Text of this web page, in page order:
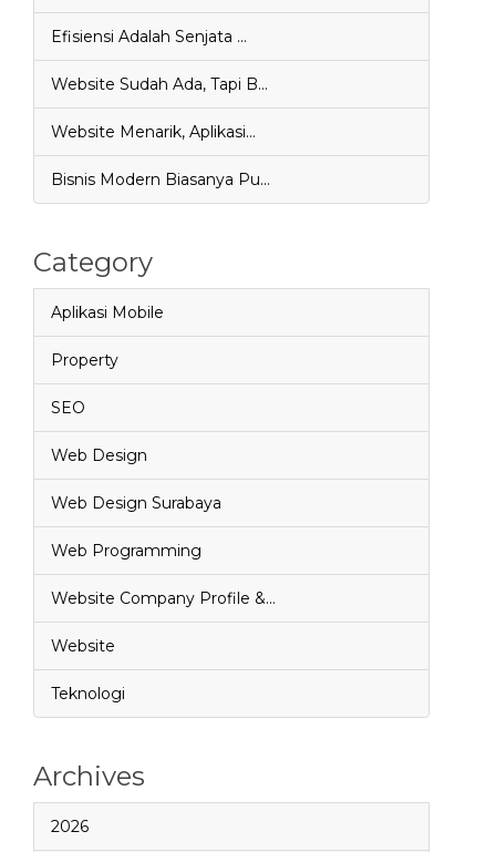
Efisiensi Adalah Senjata …
Website Sudah Ada, Tapi B…
Website Menarik, Aplikasi…
Bisnis Modern Biasanya Pu…
Category
Aplikasi Mobile
Property
SEO
Web Design
Web Design Surabaya
Web Programming
Website Company Profile &…
Website
Teknologi
Archives
2026